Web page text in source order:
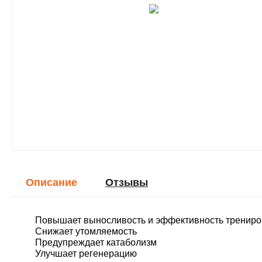
Описание Отзывы
Повышает выносливость и эффективность
Снижает утомляемость
Предупреждает катаболизм
Улучшает регенерацию